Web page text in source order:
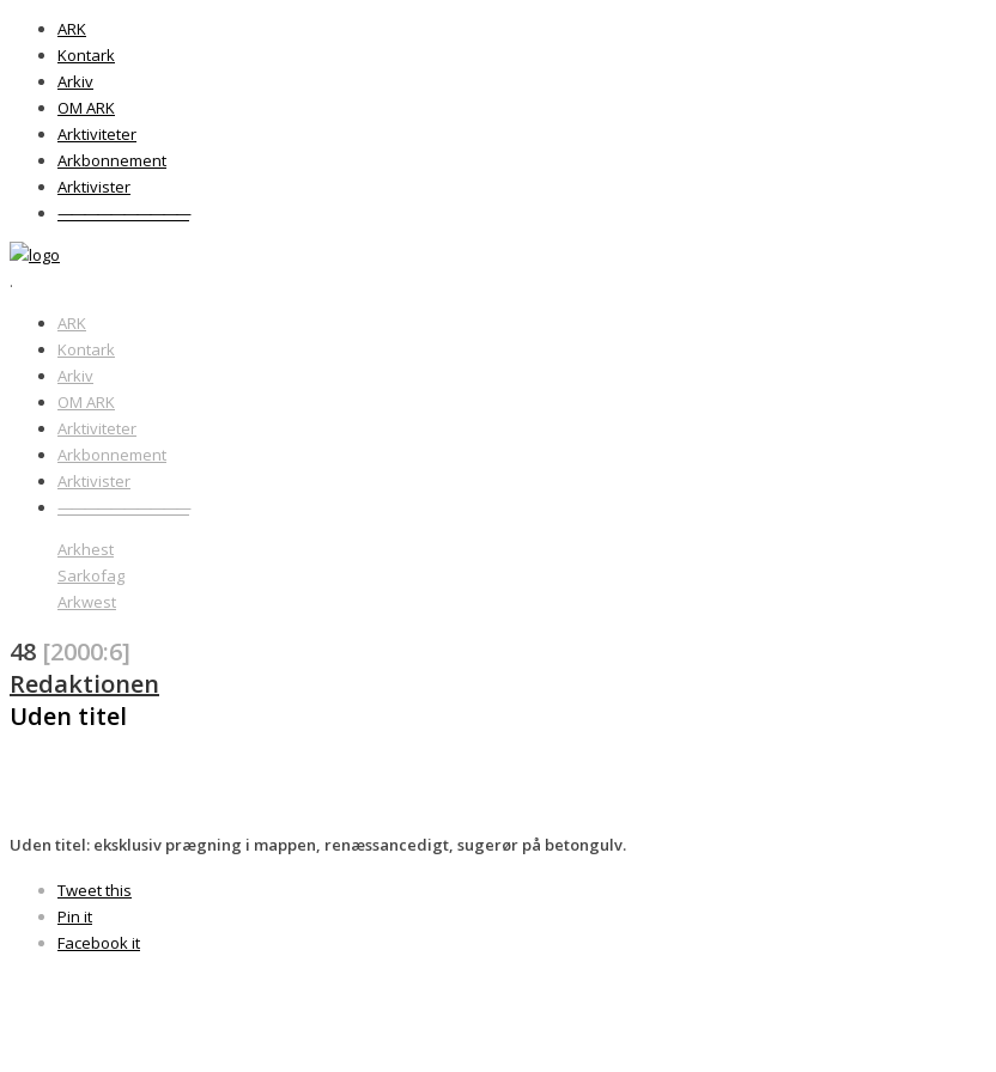
ARK
Kontark
Arkiv
OM ARK
Arktiviteter
Arkbonnement
Arktivister
——————————
.
ARK
Kontark
Arkiv
OM ARK
Arktiviteter
Arkbonnement
Arktivister
——————————
Arkhest
Sarkofag
Arkwest
48 [2000:6]
Redaktionen
Uden titel
Uden titel: eksklusiv prægning i mappen, renæssancedigt, sugerør på betongulv.
Tweet this
Pin it
Facebook it